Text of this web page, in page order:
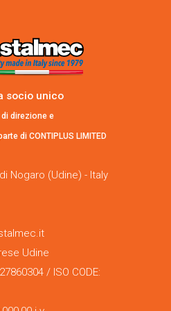
socio unico
direzione e
di CONTIPLUS LIMITED
Nogaro (Udine) - Italy
Udine
/ ISO CODE: